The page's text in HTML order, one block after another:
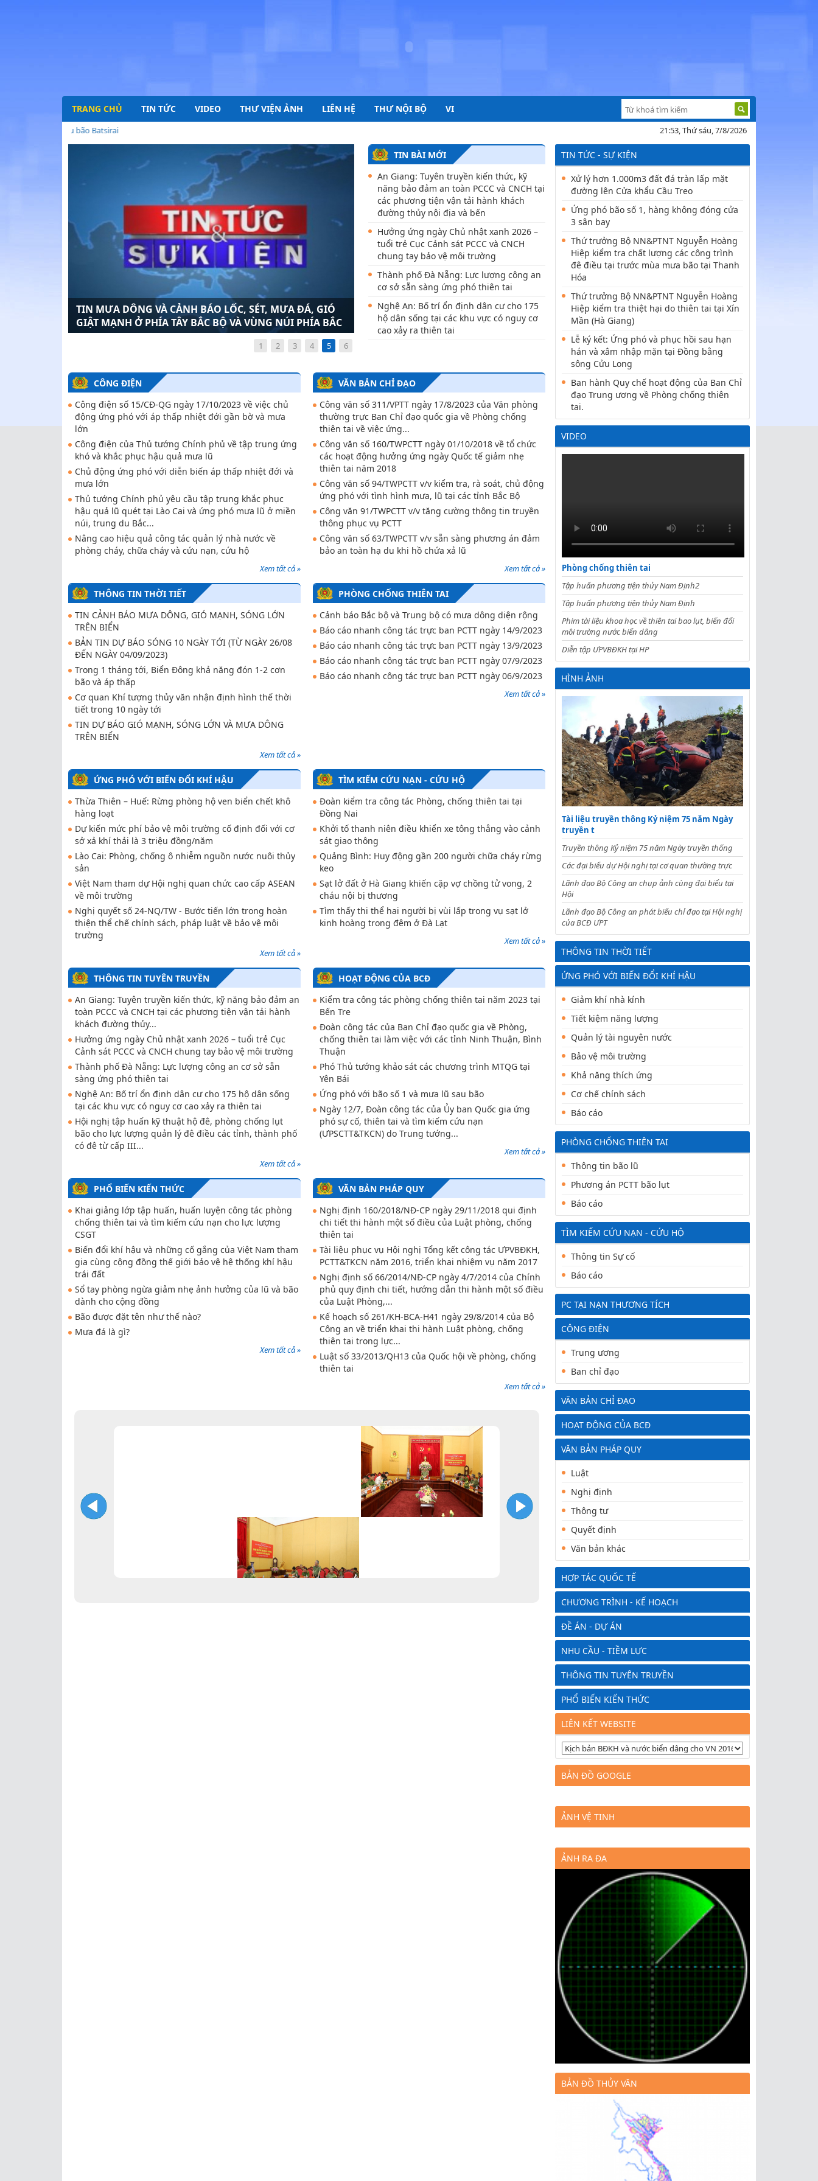
TRANG CHỦ TIN TỨC VIDEO THƯ VIỆN ẢNH LIÊN HỆ THƯ NỘI BỘ VI
sau bão Batsirai 21:53, Thứ sáu, 7/8/2026
TIN MƯA DÔNG VÀ CẢNH BÁO LỐC, SÉT, MƯA ĐÁ, GIÓ
GIẬT MẠNH Ở PHÍA TÂY BẮC BỘ VÀ VÙNG NÚI PHÍA BẮC
CẢNH BÁO MƯA DÔNG TRÊN KHU VỰC NỘI THÀNH HÀ
NỘI
1 2 3 4 5 6
TIN BÀI MỚI
An Giang: Tuyên truyền kiến thức, kỹ
năng bảo đảm an toàn PCCC và CNCH tại
các phương tiện vận tải hành khách
đường thủy nội địa và bến
Hưởng ứng ngày Chủ nhật xanh 2026 –
tuổi trẻ Cục Cảnh sát PCCC và CNCH
chung tay bảo vệ môi trường
Thành phố Đà Nẵng: Lực lượng công an
cơ sở sẵn sàng ứng phó thiên tai
Nghệ An: Bố trí ổn định dân cư cho 175
hộ dân sống tại các khu vực có nguy cơ
cao xảy ra thiên tai
điều các tỉnh, thành phố có đê từ cấp III
đến cấp đặc biệ
Cà Mau: Mưa lớn kèm lốc xoáy làm 1
người bị thương, 54 căn nhà bị ảnh
hưởng
CÔNG ĐIỆN
Công điện số 15/CĐ-QG ngày 17/10/2023 về việc chủ
động ứng phó với áp thấp nhiệt đới gần bờ và mưa
lớn
Công điện của Thủ tướng Chính phủ về tập trung ứng
khó và khắc phục hậu quả mưa lũ
Chủ động ứng phó với diễn biến áp thấp nhiệt đới và
mưa lớn
Thủ tướng Chính phủ yêu cầu tập trung khắc phục
hậu quả lũ quét tại Lào Cai và ứng phó mưa lũ ở miền
núi, trung du Bắc...
Nâng cao hiệu quả công tác quản lý nhà nước về
phòng cháy, chữa cháy và cứu nạn, cứu hộ
Xem tất cả »
VĂN BẢN CHỈ ĐẠO
Công văn số 311/VPTT ngày 17/8/2023 của Văn phòng
thường trực Ban Chỉ đạo quốc gia về Phòng chống
thiên tai về việc ứng...
Công văn số 160/TWPCTT ngày 01/10/2018 về tổ chức
các hoạt động hưởng ứng ngày Quốc tế giảm nhẹ
thiên tai năm 2018
Công văn số 94/TWPCTT v/v kiểm tra, rà soát, chủ động
ứng phó với tình hình mưa, lũ tại các tỉnh Bắc Bộ
Công văn 91/TWPCTT v/v tăng cường thông tin truyền
thông phục vụ PCTT
Công văn số 63/TWPCTT v/v sẵn sàng phương án đảm
bảo an toàn hạ du khi hồ chứa xả lũ
Xem tất cả »
THÔNG TIN THỜI TIẾT
TIN CẢNH BÁO MƯA DÔNG, GIÓ MẠNH, SÓNG LỚN
TRÊN BIỂN
BẢN TIN DỰ BÁO SÓNG 10 NGÀY TỚI (TỪ NGÀY 26/08
ĐẾN NGÀY 04/09/2023)
Trong 1 tháng tới, Biển Đông khả năng đón 1-2 cơn
bão và áp thấp
Cơ quan Khí tượng thủy văn nhận định hình thế thời
tiết trong 10 ngày tới
TIN DỰ BÁO GIÓ MẠNH, SÓNG LỚN VÀ MƯA DÔNG
TRÊN BIỂN
Xem tất cả »
PHÒNG CHỐNG THIÊN TAI
Cảnh báo Bắc bộ và Trung bộ có mưa dông diện rộng
Báo cáo nhanh công tác trực ban PCTT ngày 14/9/2023
Báo cáo nhanh công tác trực ban PCTT ngày 13/9/2023
Báo cáo nhanh công tác trực ban PCTT ngày 07/9/2023
Báo cáo nhanh công tác trực ban PCTT ngày 06/9/2023
Xem tất cả »
ỨNG PHÓ VỚI BIẾN ĐỔI KHÍ HẬU
Thừa Thiên – Huế: Rừng phòng hộ ven biển chết khô
hàng loạt
Dự kiến mức phí bảo vệ môi trường cố định đối với cơ
sở xả khí thải là 3 triệu đồng/năm
Lào Cai: Phòng, chống ô nhiễm nguồn nước nuôi thủy
sản
Việt Nam tham dự Hội nghị quan chức cao cấp ASEAN
về môi trường
Nghị quyết số 24-NQ/TW - Bước tiến lớn trong hoàn
thiện thể chế chính sách, pháp luật về bảo vệ môi
trường
Xem tất cả »
TÌM KIẾM CỨU NẠN - CỨU HỘ
Đoàn kiểm tra công tác Phòng, chống thiên tai tại
Đồng Nai
Khởi tố thanh niên điều khiển xe tông thẳng vào cảnh
sát giao thông
Quảng Bình: Huy động gần 200 người chữa cháy rừng
keo
Sạt lở đất ở Hà Giang khiến cặp vợ chồng tử vong, 2
cháu nội bị thương
Tìm thấy thi thể hai người bị vùi lấp trong vụ sạt lở
kinh hoàng trong đêm ở Đà Lạt
Xem tất cả »
THÔNG TIN TUYÊN TRUYỀN
An Giang: Tuyên truyền kiến thức, kỹ năng bảo đảm an
toàn PCCC và CNCH tại các phương tiện vận tải hành
khách đường thủy...
Hưởng ứng ngày Chủ nhật xanh 2026 – tuổi trẻ Cục
Cảnh sát PCCC và CNCH chung tay bảo vệ môi trường
Thành phố Đà Nẵng: Lực lượng công an cơ sở sẵn
sàng ứng phó thiên tai
Nghệ An: Bố trí ổn định dân cư cho 175 hộ dân sống
tại các khu vực có nguy cơ cao xảy ra thiên tai
Hội nghị tập huấn kỹ thuật hộ đê, phòng chống lụt
bão cho lực lượng quản lý đê điều các tỉnh, thành phố
có đê từ cấp III...
Xem tất cả »
HOẠT ĐỘNG CỦA BCĐ
Kiểm tra công tác phòng chống thiên tai năm 2023 tại
Bến Tre
Đoàn công tác của Ban Chỉ đạo quốc gia về Phòng,
chống thiên tai làm việc với các tỉnh Ninh Thuận, Bình
Thuận
Phó Thủ tướng khảo sát các chương trình MTQG tại
Yên Bái
Ứng phó với bão số 1 và mưa lũ sau bão
Ngày 12/7, Đoàn công tác của Ủy ban Quốc gia ứng
phó sự cố, thiên tai và tìm kiếm cứu nạn
(ƯPSCTT&TKCN) do Trung tướng...
Xem tất cả »
PHỔ BIẾN KIẾN THỨC
Khai giảng lớp tập huấn, huấn luyện công tác phòng
chống thiên tai và tìm kiếm cứu nạn cho lực lượng
CSGT
Biến đổi khí hậu và những cố gắng của Việt Nam tham
gia cùng cộng đồng thế giới bảo vệ hệ thống khí hậu
trái đất
Sổ tay phòng ngừa giảm nhẹ ảnh hưởng của lũ và bão
dành cho cộng đồng
Bão được đặt tên như thế nào?
Mưa đá là gì?
Xem tất cả »
VĂN BẢN PHÁP QUY
Nghị định 160/2018/NĐ-CP ngày 29/11/2018 qui định
chi tiết thi hành một số điều của Luật phòng, chống
thiên tai
Tài liệu phục vụ Hội nghị Tổng kết công tác ƯPVBĐKH,
PCTT&TKCN năm 2016, triển khai nhiệm vụ năm 2017
Nghị định số 66/2014/NĐ-CP ngày 4/7/2014 của Chính
phủ quy định chi tiết, hướng dẫn thi hành một số điều
của Luật Phòng,...
Kế hoạch số 261/KH-BCA-H41 ngày 29/8/2014 của Bộ
Công an về triển khai thi hành Luật phòng, chống
thiên tai trong lực...
Luật số 33/2013/QH13 của Quốc hội về phòng, chống
thiên tai
Xem tất cả »
TIN TỨC - SỰ KIỆN
Xử lý hơn 1.000m3 đất đá tràn lấp mặt
đường lên Cửa khẩu Cầu Treo
Ứng phó bão số 1, hàng không đóng cửa
3 sân bay
Thứ trưởng Bộ NN&PTNT Nguyễn Hoàng
Hiệp kiểm tra chất lượng các công trình
đê điều tại trước mùa mưa bão tại Thanh
Hóa
Thứ trưởng Bộ NN&PTNT Nguyễn Hoàng
Hiệp kiểm tra thiệt hại do thiên tai tại Xín
Mần (Hà Giang)
Lễ ký kết: Ứng phó và phục hồi sau hạn
hán và xâm nhập mặn tại Đồng bằng
sông Cửu Long
Ban hành Quy chế hoạt động của Ban Chỉ
đạo Trung ương về Phòng chống thiên
tai.
VIDEO
Phòng chống thiên tai
Tập huấn phương tiện thủy Nam Định2
Tập huấn phương tiện thủy Nam Định
Phim tài liệu khoa học về thiên tai bao lụt, biến đổi
môi trường nước biển dâng
Diễn tập ƯPVBĐKH tại HP
HÌNH ẢNH
Tài liệu truyền thông Kỷ niệm 75 năm Ngày
truyền t
Truyền thông Kỷ niệm 75 năm Ngày truyền thống
Các đại biểu dự Hội nghị tại cơ quan thường trực
Lãnh đạo Bộ Công an chụp ảnh cùng đại biểu tại
Hội
Lãnh đạo Bộ Công an phát biểu chỉ đạo tại Hội nghị
của BCĐ ƯPT
THÔNG TIN THỜI TIẾT
ỨNG PHÓ VỚI BIẾN ĐỔI KHÍ HẬU
Giảm khí nhà kính
Tiết kiệm năng lượng
Quản lý tài nguyên nước
Bảo vệ môi trường
Khả năng thích ứng
Cơ chế chính sách
Báo cáo
PHÒNG CHỐNG THIÊN TAI
Thông tin bão lũ
Phương án PCTT bão lụt
Báo cáo
TÌM KIẾM CỨU NẠN - CỨU HỘ
Thông tin Sự cố
Báo cáo
PC TẠI NẠN THƯƠNG TÍCH
CÔNG ĐIỆN
Trung ương
Ban chỉ đạo
VĂN BẢN CHỈ ĐẠO
HOẠT ĐỘNG CỦA BCĐ
VĂN BẢN PHÁP QUY
Luật
Nghị định
Thông tư
Quyết định
Văn bản khác
HỢP TÁC QUỐC TẾ
CHƯƠNG TRÌNH - KẾ HOẠCH
ĐỀ ÁN - DỰ ÁN
NHU CẦU - TIỀM LỰC
THÔNG TIN TUYÊN TRUYỀN
PHỔ BIẾN KIẾN THỨC
LIÊN KẾT WEBSITE
BẢN ĐỒ GOOGLE
ẢNH VỆ TINH
ẢNH RA ĐA
BẢN ĐỒ THỦY VĂN